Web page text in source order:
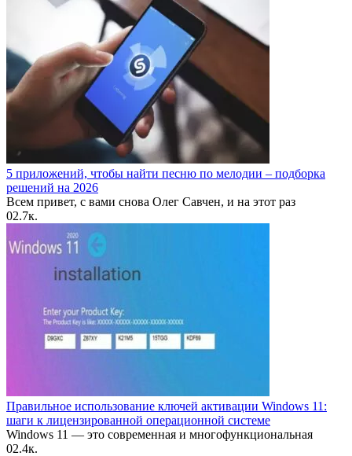
5 приложений, чтобы найти песню по мелодии – подборка
решений на 2026
Всем привет, с вами снова Олег Савчен, и на этот раз
02.7к.
Правильное использование ключей активации Windows 11:
шаги к лицензированной операционной системе
Windows 11 — это современная и многофункциональная
02.4к.